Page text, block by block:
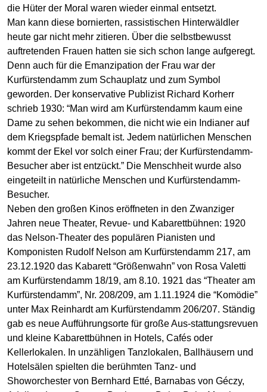
die Hüter der Moral waren wieder einmal entsetzt.
Man kann diese bornierten, rassistischen Hinterwäldler
heute gar nicht mehr zitieren. Über die selbstbewusst
auftretenden Frauen hatten sie sich schon lange aufgeregt.
Denn auch für die Emanzipation der Frau war der
Kurfürstendamm zum Schauplatz und zum Symbol
geworden. Der konservative Publizist Richard Korherr
schrieb 1930: “Man wird am Kurfürstendamm kaum eine
Dame zu sehen bekommen, die nicht wie ein Indianer auf
dem Kriegspfade bemalt ist. Jedem natürlichen Menschen
kommt der Ekel vor solch einer Frau; der Kurfürstendamm-
Besucher aber ist entzückt.” Die Menschheit wurde also
eingeteilt in natürliche Menschen und Kurfürstendamm-
Besucher.
Neben den großen Kinos eröffneten in den Zwanziger
Jahren neue Theater, Revue- und Kabarettbühnen: 1920
das Nelson-Theater des populären Pianisten und
Komponisten Rudolf Nelson am Kurfürstendamm 217, am
23.12.1920 das Kabarett “Größenwahn” von Rosa Valetti
am Kurfürstendamm 18/19, am 8.10. 1921 das “Theater am
Kurfürstendamm”, Nr. 208/209, am 1.11.1924 die “Komödie”
unter Max Reinhardt am Kurfürstendamm 206/207. Ständig
gab es neue Aufführungsorte für große Aus-stattungsrevuen
und kleine Kabarettbühnen in Hotels, Cafés oder
Kellerlokalen. In unzähligen Tanzlokalen, Ballhäusern und
Hotelsälen spielten die berühmten Tanz- und
Showorchester von Bernhard Etté, Barnabas von Géczy,